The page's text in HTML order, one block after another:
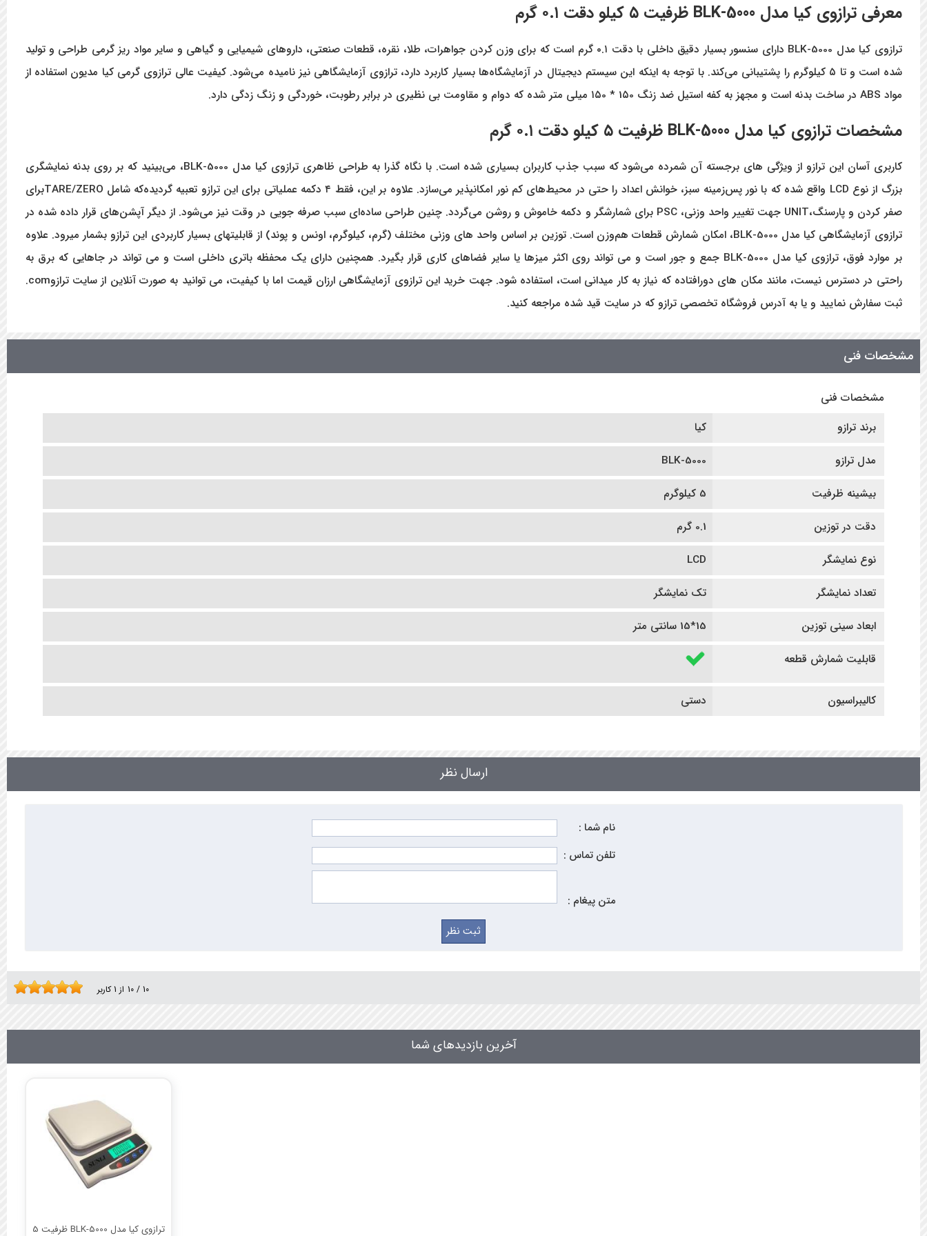
معرفی ترازوی کیا مدل BLK-5000 ظرفیت۵ کیلو دقت ۰.۱ گرم
ترازوی کیا مدل BLK-5000 دارای سنسور بسیار دقیق داخلی با دقت ۰.۱ گرم است که برای وزن کردن جواهرات، طلا، نقره، قطعات صنعتی، داروهای شیمیایی و گیاهی و سایر مواد ریز گرمی طراحی و تولید
شده است و تا ۵ کیلوگرم را پشتیبانی می‌کند. با توجه به اینکه این سیستم دیجیتال در آزمایشگاه‌ها بسیار کاربرد دارد، ترازوی آزمایشگاهی نیز نامیده می‌شود. کیفیت عالی ترازوی گرمی کیا مدیون استفاده از
مواد ABS
در ساخت بدنه است و مجهز به کفه استیل ضد زنگ 1۵0 * ۱۵0 میلی متر شده که دوام و مقاومت بی نظیری در برابر رطوبت، خوردگی و زنگ زدگی دارد.
مشخصاتترازوی کیا مدل BLK-5000 ظرفیت ۵ کیلو دقت ۰.۱ گرم
کاربری آسان این ترازو از ویژگی های برجسته آن شمرده می‌شود که سبب جذب کاربران بسیاری شده است. با نگاه گذرا به طراحی ظاهری ترازوی کیا مدل BLK-5000، می‌بینید که بر روی بدنه نمایشگری
بزرگ از نوع LCD واقع شده که با نور پس‌زمینه سبز، خوانش اعداد را حتی در محیط‌های کم نور امکانپذیر می‌سازد. علاوه بر این، فقط ۴ دکمه عملیاتی برای این ترازو تعبیه گردیده‌که شامل TARE/ZEROبرای
صفر کردن و پارسنگ،UNIT
جهت تغییر واحد وزنی،PSC برای شمارشگر و دکمه خاموش و روشن می‌گردد. چنین طراحی ساده‌ای سبب صرفه جویی در وقت نیز می‌شود. از دیگر آپشن‌های قرار داده شده در
ترازوی آزمایشگاهی کیا مدل BLK-5000، امکان شمارش قطعات هم‌وزن است. توزین بر اساس واحد های وزنی مختلف (گرم، کیلوگرم، اونس و پوند) از قابلیتهای بسیار کاربردی این ترازو بشمار میرود. علاوه
بر موارد فوق، ترازوی کیا مدل BLK-5000 جمع و جور است و می تواند روی اکثر میزها یا سایر فضاهای کاری قرار بگیرد. همچنین دارای یک محفظه باتری داخلی است و می تواند در جاهایی که برق به
راحتی در دسترس نیست، مانند مکان های دورافتاده که نیاز به کار میدانی است، استفاده شود. جهت خرید این ترازوی آزمایشگاهی ارزان قیمت اما با کیفیت، می توانید به صورت آنلاین از سایت ترازوcom.
ثبت سفارش نمایید و یا به آدرس فروشگاه تخصصی ترازو که در سایت قید شده مراجعه کنید.
مشخصات فنی
مشخصات فنی
برند ترازو
کیا
مدل ترازو
BLK-5000
بیشینه ظرفیت
5 کیلوگرم
دقت در توزین
0.1 گرم
نوع نمایشگر
LCD
تعداد نمایشگر
تک نمایشگر
ابعاد سینی توزین
15*15 سانتی متر
قابلیت شمارش قطعه
کالیبراسیون دستی
ارسال نظر
نام شما :
تلفن تماس :
متن پیغام :
10 / 10 از 1کاربر
آخرین بازدیدهای شما
ترازوی کیا مدل BLK-5000 ظرفیت 5